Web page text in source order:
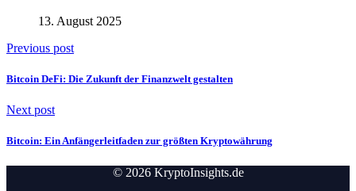
13. August 2025
Previous post
Bitcoin DeFi: Die Zukunft der Finanzwelt gestalten
Next post
Bitcoin: Ein Anfängerleitfaden zur größten Kryptowährung
© 2026 KryptoInsights.de